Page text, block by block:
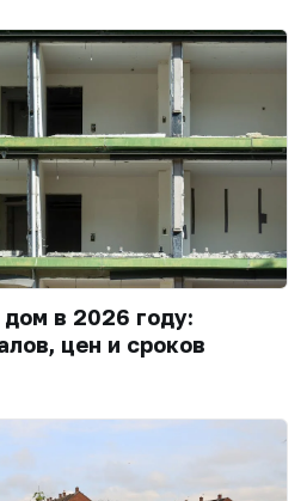
в 2026 году:
цен и сроков